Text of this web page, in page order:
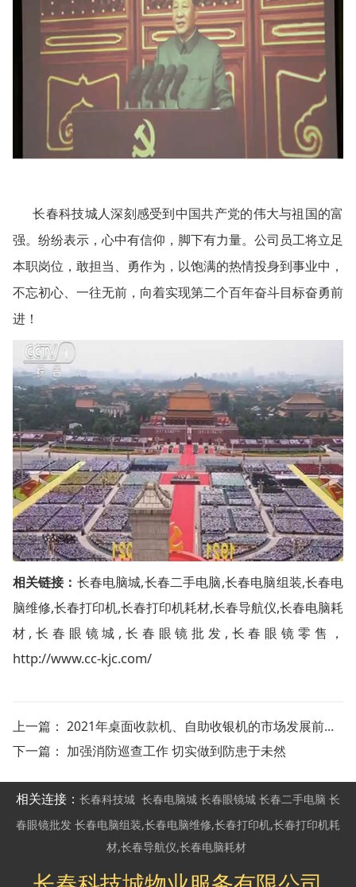
长春科技城人深刻感受到中国共产党的伟大与祖国的富
强。纷纷表示，心中有信仰，脚下有力量。公司员工将立足
本职岗位，敢担当、勇作为，以饱满的热情投身到事业中，
不忘初心、一往无前，向着实现第二个百年奋斗目标奋勇前
进！
相关链接： 长春电脑城,长春二手电脑,长春电脑组装,长春电
脑维修,长春打印机,长春打印机耗材,长春导航仪,长春电脑耗
材 , 长春眼镜城 , 长春眼镜批发 , 长春眼镜零售 ，
http://www.cc-kjc.com/
上一篇： 2021年桌面收款机、自助收银机的市场发展前景怎样？
下一篇： 加强消防巡查工作 切实做到防患于未然
相关连接： 长春科技城 长春电脑城 长春眼镜城 长春二手电脑 长
春眼镜批发 长春电脑组装,长春电脑维修,长春打印机,长春打印机耗
材,长春导航仪,长春电脑耗材